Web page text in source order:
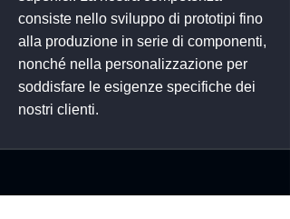
consiste nello sviluppo di prototipi fino
alla produzione in serie di componenti,
nonché nella personalizzazione per
soddisfare le esigenze specifiche dei
nostri clienti.